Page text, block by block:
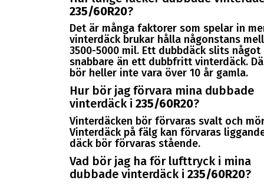
235/60R20?
Det är många faktorer som spelar in
vinterdäck brukar hålla någonstans
3500-5000 mil. Ett dubbdäck slits något
snabbare än ett dubbfritt vinterdäck.
bör heller inte vara över 10 år gamla.
Hur bör jag förvara mina dubbade
vinterdäck i 235/60R20?
Vinterdäcken bör förvaras svalt och
Vinterdäck på fälg kan förvaras
däck bör förvaras stående.
Vad bör jag ha för lufttryck i mina
dubbade vinterdäck i 235/60R20?